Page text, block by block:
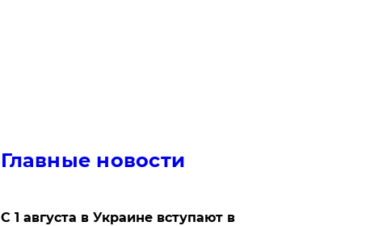
Главные новости
С 1 августа в Украине вступают в